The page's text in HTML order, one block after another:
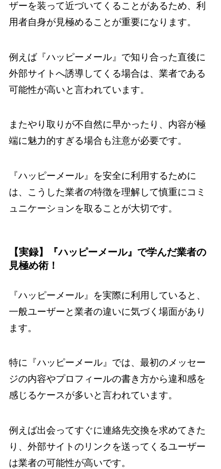
ザーを装って近づいてくることがあるため、利
用者自身が見極めることが重要になります。
例えば『ハッピーメール』で知り合った直後に
外部サイトへ誘導してくる場合は、業者である
可能性が高いと言われています。
またやり取りが不自然に早かったり、内容が極
端に魅力的すぎる場合も注意が必要です。
『ハッピーメール』を安全に利用するために
は、こうした業者の特徴を理解して慎重にコミ
ュニケーションを取ることが大切です。
【実録】『ハッピーメール』で学んだ業者の
見極め術！
『ハッピーメール』を実際に利用していると、
一般ユーザーと業者の違いに気づく場面があり
ます。
特に『ハッピーメール』では、最初のメッセー
ジの内容やプロフィールの書き方から違和感を
感じるケースが多いと言われています。
例えば出会ってすぐに連絡先交換を求めてきた
り、外部サイトのリンクを送ってくるユーザー
は業者の可能性が高いです。